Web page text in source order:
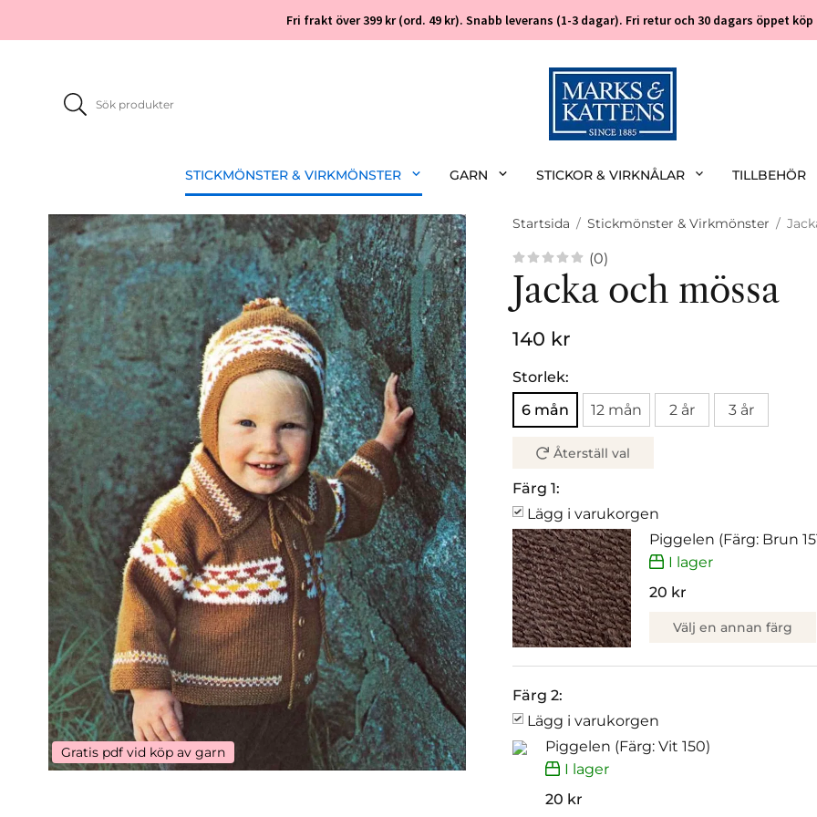
Fri frakt över 399 kr (ord. 49 kr). Snabb leverans (1-3 dagar). Fri retur och 30 dagars öppet
STICKMÖNSTER & VIRKMÖNSTER GARN STICKOR & VIRKNÅLAR TILLBEHÖR
Gratis pdf vid köp av garn
Startsida / Stickmönster & Virkmönster /
(0)
Jacka och mössa
140 kr
Storlek:
6 mån
12 mån 2 år 3 år
Återställ val
Färg 1:
Lägg i varukorgen
Piggelen (Färg: Brun
I lager
20 kr
Välj en annan färg
Färg 2:
Lägg i varukorgen
Piggelen (Färg: Vit 150)
I lager
20 kr